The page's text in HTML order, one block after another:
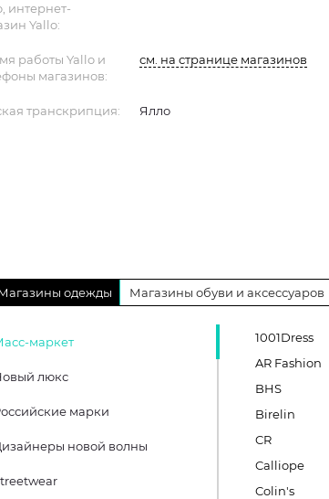
интернет-
Yallo:
работы Yallo и
магазинов:
см. на странице магазинов
транскрипция: Ялло
одежды Магазины обуви и аксессуаров
маркет
люкс
марки
новой волны
1001Dress
AR Fashion
BHS
Birelin
CR
Calliope
Colin's